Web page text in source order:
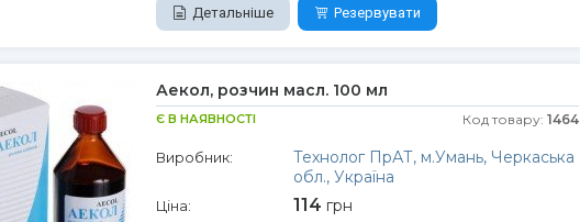
Детальніше Резервувати
Аекол, розчин масл. 100 мл
Є В НАЯВНОСТІ Код товару: 1464
Виробник:
Технолог ПрАТ, м.Умань, Черкаська
обл., Україна
Ціна: 114 грн